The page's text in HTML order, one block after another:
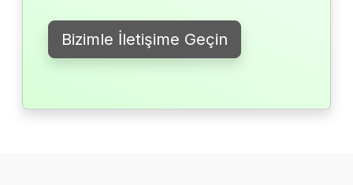
Bizimle İletişime Geçin